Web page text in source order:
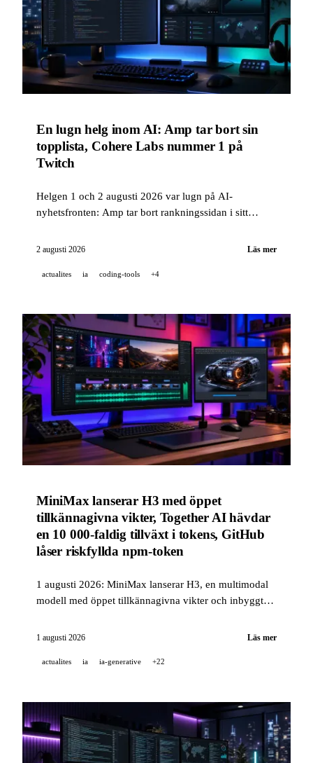
En lugn helg inom AI: Amp tar bort sin
topplista, Cohere Labs nummer 1 på
Twitch
Helgen 1 och 2 augusti 2026 var lugn på AI-
nyhetsfronten: Amp tar bort rankningssidan i sitt
Twitch-strömmar är nummer 1 i tech-kategorin.
2 augusti 2026 Läs mer
actualites ia coding-tools +4
MiniMax lanserar H3 med öppet
tillkännagivna vikter, Together AI hävdar
en 10 000-faldig tillväxt i tokens, GitHub
låser riskfyllda npm-token
1 augusti 2026: MiniMax lanserar H3, en multimodal
modell med öppet tillkännagivna vikter och inbyggt
faldig ökning av servade tokens, och GitHub
av kontokapningar.
1 augusti 2026 Läs mer
actualites ia ia-generative +22